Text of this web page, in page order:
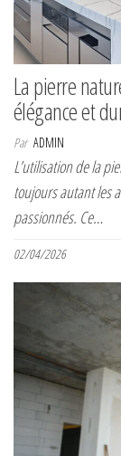
La pierre
élégance et
Par ADMIN
L’utilisation de la
toujours autant les
passionnés. Ce…
02/04/2026